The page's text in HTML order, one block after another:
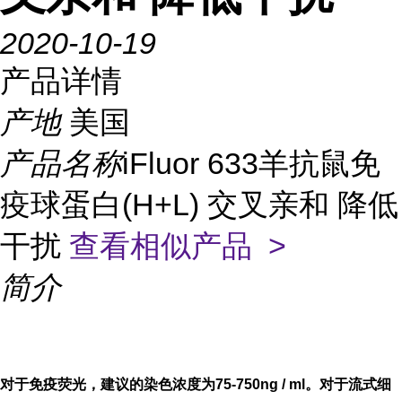
2020-10-19
产品详情
产地 美国
产品名称iFluor 633羊抗鼠免
疫球蛋白(H+L) 交叉亲和 降低
干扰 查看相似产品 >
简介
对于免疫荧光，建议的染色浓度为75-750ng / ml。对于流式细